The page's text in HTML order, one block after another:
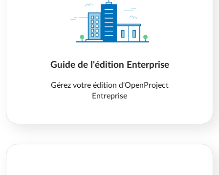
Guide de l'édition Enterprise
Gérez votre édition d'OpenProject
Entreprise